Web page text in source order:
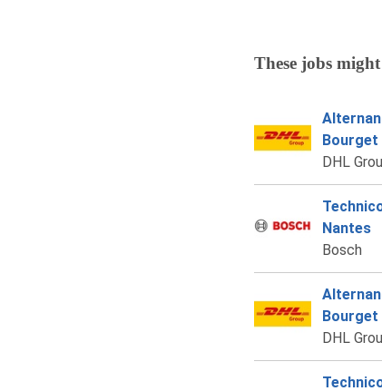
These jobs
Bourget
DHL
Nantes
Bosch
Bourget
DHL